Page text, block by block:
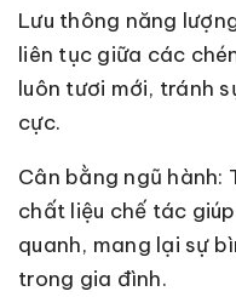
Lưu thông năng
liên tục giữa các
luôn tươi mới, tránh
cực.
Cân bằng ngũ
chất liệu chế tác
quanh, mang lại sự
trong gia đình.